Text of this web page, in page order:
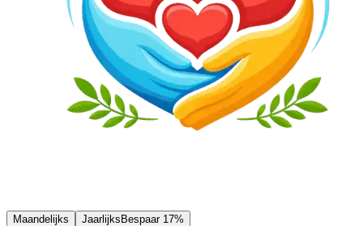
Maandelijks Jaarlijks Bespaar 17%